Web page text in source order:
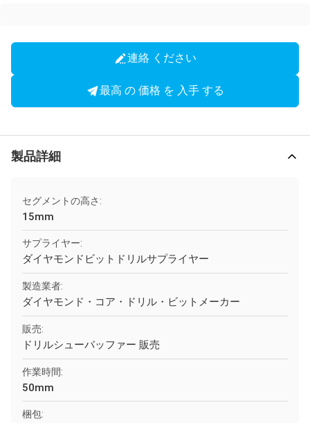
連絡 ください
最高 の 価格 を 入手 する
製品詳細
セグメントの高さ:
15mm
サプライヤー:
ダイヤモンドビットドリルサプライヤー
製造業者:
ダイヤモンド・コア・ドリル・ビットメーカー
販売:
ドリルシューバッファー 販売
作業時間:
50mm
梱包: